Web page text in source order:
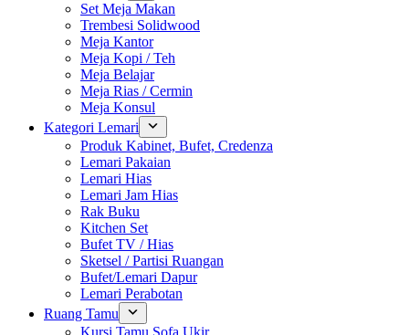
Set Meja Makan
Trembesi Solidwood
Meja Kantor
Meja Kopi / Teh
Meja Belajar
Meja Rias / Cermin
Meja Konsul
Kategori Lemari
Produk Kabinet, Bufet, Credenza
Lemari Pakaian
Lemari Hias
Lemari Jam Hias
Rak Buku
Kitchen Set
Bufet TV / Hias
Sketsel / Partisi Ruangan
Bufet/Lemari Dapur
Lemari Perabotan
Ruang Tamu
Kursi Tamu Sofa Ukir